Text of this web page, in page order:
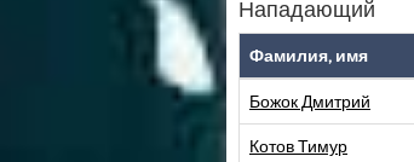
Нападающий
Фамилия, имя
Божок Дмитрий
Котов Тимур